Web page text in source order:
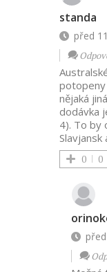
standa
před
potopeny
nějaká
dodávka
4). To by
0 0